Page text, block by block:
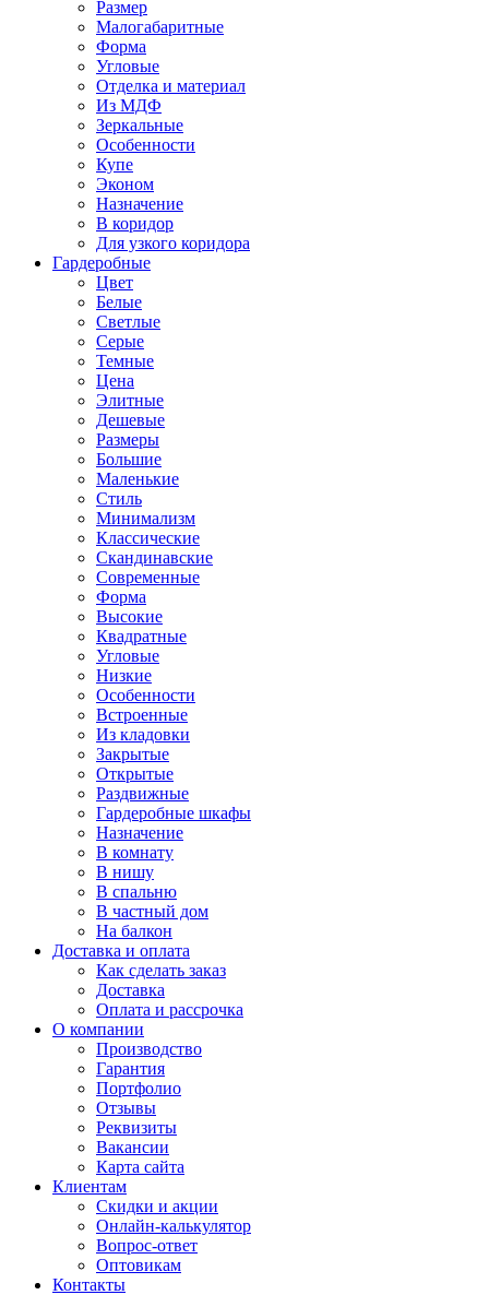
Размер
Малогабаритные
Форма
Угловые
Отделка и материал
Из МДФ
Зеркальные
Особенности
Купе
Эконом
Назначение
В коридор
Для узкого коридора
Гардеробные
Цвет
Белые
Светлые
Серые
Темные
Цена
Элитные
Дешевые
Размеры
Большие
Маленькие
Стиль
Минимализм
Классические
Скандинавские
Современные
Форма
Высокие
Квадратные
Угловые
Низкие
Особенности
Встроенные
Из кладовки
Закрытые
Открытые
Раздвижные
Гардеробные шкафы
Назначение
В комнату
В нишу
В спальню
В частный дом
На балкон
Доставка и оплата
Как сделать заказ
Доставка
Оплата и рассрочка
О компании
Производство
Гарантия
Портфолио
Отзывы
Реквизиты
Вакансии
Карта сайта
Клиентам
Скидки и акции
Онлайн-калькулятор
Вопрос-ответ
Оптовикам
Контакты